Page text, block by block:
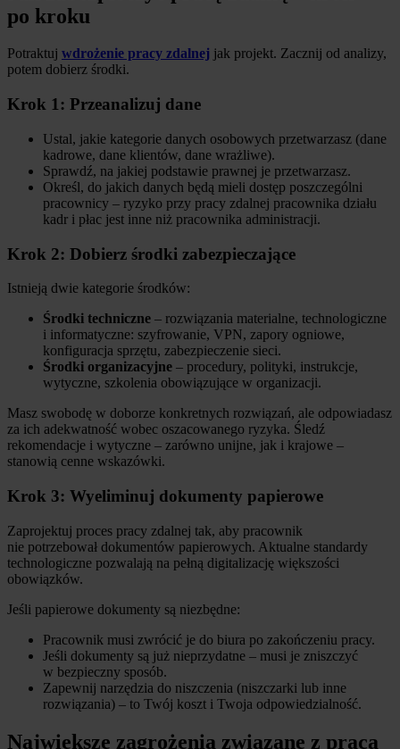
po kroku
Potraktuj wdrożenie pracy zdalnej jak projekt. Zacznij od analizy,
potem dobierz środki.
Krok 1: Przeanalizuj dane
Ustal, jakie kategorie danych osobowych przetwarzasz (dane
kadrowe, dane klientów, dane wrażliwe).
Sprawdź, na jakiej podstawie prawnej je przetwarzasz.
Określ, do jakich danych będą mieli dostęp poszczególni
pracownicy – ryzyko przy pracy zdalnej pracownika działu
kadr i płac jest inne niż pracownika administracji.
Krok 2: Dobierz środki zabezpieczające
Istnieją dwie kategorie środków:
Środki techniczne – rozwiązania materialne, technologiczne
i informatyczne: szyfrowanie, VPN, zapory ogniowe,
konfiguracja sprzętu, zabezpieczenie sieci.
Środki organizacyjne – procedury, polityki, instrukcje,
wytyczne, szkolenia obowiązujące w organizacji.
Masz swobodę w doborze konkretnych rozwiązań, ale odpowiadasz
za ich adekwatność wobec oszacowanego ryzyka. Śledź
rekomendacje i wytyczne – zarówno unijne, jak i krajowe –
stanowią cenne wskazówki.
Krok 3: Wyeliminuj dokumenty papierowe
Zaprojektuj proces pracy zdalnej tak, aby pracownik
nie potrzebował dokumentów papierowych. Aktualne standardy
technologiczne pozwalają na pełną digitalizację większości
obowiązków.
Jeśli papierowe dokumenty są niezbędne:
Pracownik musi zwrócić je do biura po zakończeniu pracy.
Jeśli dokumenty są już nieprzydatne – musi je zniszczyć
w bezpieczny sposób.
Zapewnij narzędzia do niszczenia (niszczarki lub inne
rozwiązania) – to Twój koszt i Twoja odpowiedzialność.
Największe zagrożenia związane z pracą